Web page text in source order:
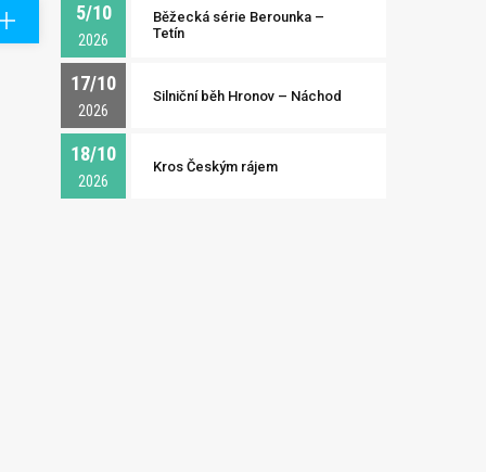
5/10
2026
Běžecká série Berounka –
Tetín
17/10
2026
Silniční běh Hronov – Náchod
18/10
2026
Kros Českým rájem